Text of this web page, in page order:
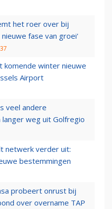
het roer over bij
nieuwe fase van groei'
komende winter nieuwe
Airport
veel andere
langer weg uit Golfregio
netwerk verder uit:
bestemmingen
probeert onrust bij
over overname TAP